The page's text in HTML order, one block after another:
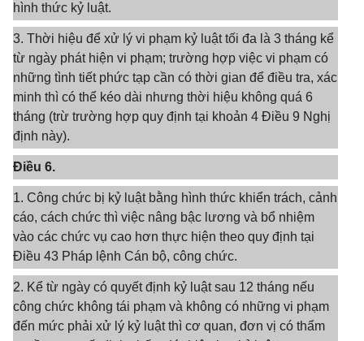
hình thức kỷ luật.
3. Thời hiệu để xử lý vi phạm kỷ luật tối đa là 3 tháng kể
từ ngày phát hiện vi phạm; trường hợp việc vi phạm có
những tình tiết phức tạp cần có thời gian để điều tra, xác
minh thì có thể kéo dài nhưng thời hiệu không quá 6
tháng (trừ trường hợp quy định tại khoản 4 Điều 9 Nghị
định này).
Điều 6.
1. Công chức bị kỷ luật bằng hình thức khiển trách, cảnh
cáo, cách chức thì việc nâng bậc lương và bổ nhiệm
vào các chức vụ cao hơn thực hiện theo quy định tại
Điều 43 Pháp lệnh Cán bộ, công chức.
2. Kể từ ngày có quyết định kỷ luật sau 12 tháng nếu
công chức không tái phạm và không có những vi phạm
đến mức phải xử lý kỷ luật thì cơ quan, đơn vị có thẩm